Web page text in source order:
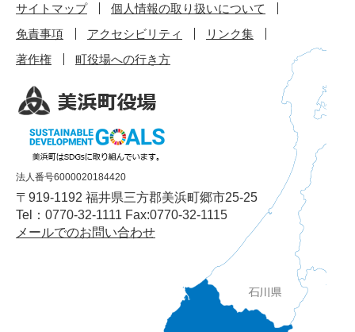
サイトマップ
個人情報の取り扱いについて
免責事項
アクセシビリティ
リンク集
著作権
町役場への行き方
法人番号6000020184420
〒919-1192 福井県三方郡美浜町郷市25-25
Tel：0770-32-1111 Fax:0770-32-1115
メールでのお問い合わせ